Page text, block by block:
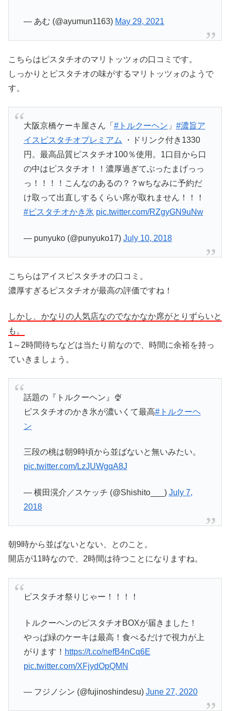
— あむ (@ayumun1163) May 29, 2021
こちらはピスタチオのマリトッツォの口コミです。
しっかりとピスタチオの味がするマリトッツォのようで
す。
大阪京橋ケーキ屋さん「 #トルクーヘン 」 #濃旨ア
イスピスタチオプレミアム ・ドリンク付き1330
円。最高品質ピスタチオ100％使用。1口目から口
の中はピスタチオ！！濃厚過ぎてぶったまげっっ
っ！！！！こんなのあるの？？wちなみに予約だ
け取って出直しするくらい席が取れません！！！
#ピスタチオかき氷 pic.twitter.com/RZgyGN9uNw
— punyuko (@punyuko17) July 10, 2018
こちらはアイスピスタチオの口コミ。
濃厚すぎるピスタチオが最高の評価ですね！
しかし、かなりの人気店なのでなかなか席がとりずらいと
も。
1～2時間待ちなどは当たり前なので、時間に余裕を持っ
ていきましょう。
話題の『トルクーヘン』🍨
ピスタチオのかき氷が濃いくて最高#トルクーヘ
ン
三段の桃は朝9時頃から並ばないと無いみたい。
pic.twitter.com/LzJUWgqA8J
— 横田滉介／スケッチ (@Shishito___) July 7,
2018
朝9時から並ばないとない、とのこと。
開店が11時なので、2時間は待つことになりますね。
ピスタチオ祭りじゃー！！！！
トルクーヘンのピスタチオBOXが届きました！
やっぱ緑のケーキは最高！食べるだけで視力が上
がります！ https://t.co/nefB4nCq6E
pic.twitter.com/XFjydOpQMN
— フジノシン (@fujinoshindesu) June 27, 2020